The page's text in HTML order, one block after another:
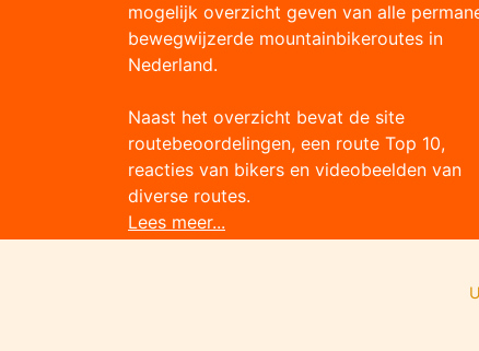
mogelijk overzicht geven van alle
bewegwijzerde mountainbikeroutes in
Nederland.
Naast het overzicht bevat de site
routebeoordelingen, een route Top 10,
reacties van bikers en videobeelden van
diverse routes.
Lees meer...